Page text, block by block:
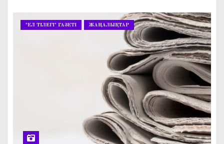
"ЕЛ ТІЛЕГІ" ГАЗЕТІ ЖАҢАЛЫҚТАР